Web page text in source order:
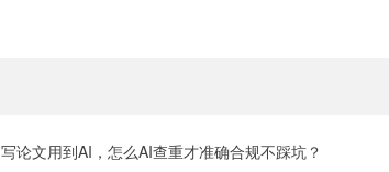
写论文用到AI，怎么AI查重才准确合规不踩坑？